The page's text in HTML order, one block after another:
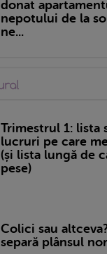
donat
nepotului de la
ne...
Trimestrul 1: lista
lucruri pe care
(și lista lungă de
pese)
Colici sau
separă plânsul